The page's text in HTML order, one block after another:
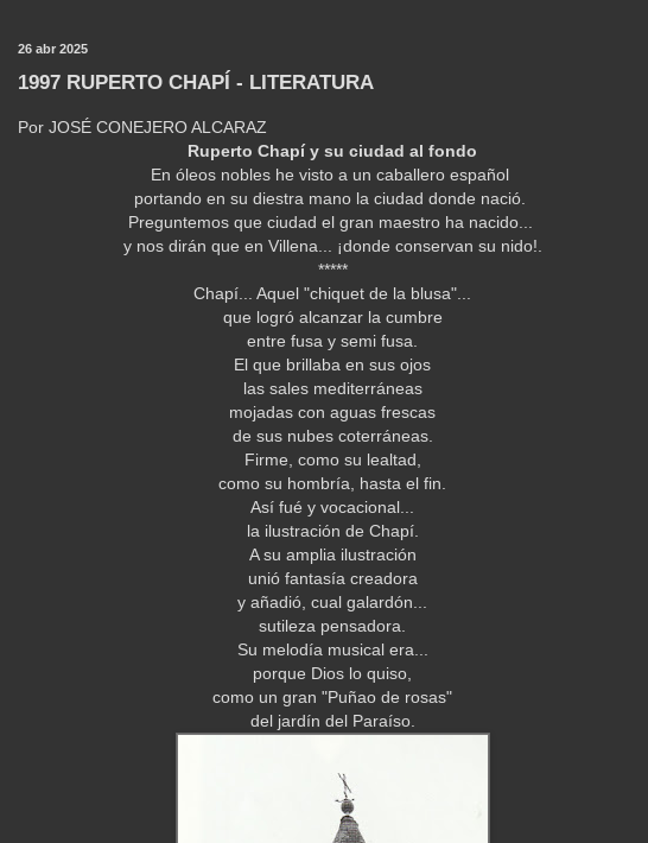
26 abr 2025
1997 RUPERTO CHAPÍ - LITERATURA
Por JOSÉ CONEJERO ALCARAZ
Ruperto Chapí y su ciudad al fondo
En óleos nobles he visto a un caballero español
portando en su diestra mano la ciudad donde nació.
Preguntemos que ciudad el gran maestro ha nacido...
y nos dirán que en Villena... ¡donde conservan su nido!.
*****
Chapí... Aquel "chiquet de la blusa"...
que logró alcanzar la cumbre
entre fusa y semi fusa.
El que brillaba en sus ojos
las sales mediterráneas
mojadas con aguas frescas
de sus nubes coterráneas.
Firme, como su lealtad,
como su hombría, hasta el fin.
Así fué y vocacional...
la ilustración de Chapí.
A su amplia ilustración
unió fantasía creadora
y añadió, cual galardón...
sutileza pensadora.
Su melodía musical era...
porque Dios lo quiso,
como un gran "Puñao de rosas"
del jardín del Paraíso.